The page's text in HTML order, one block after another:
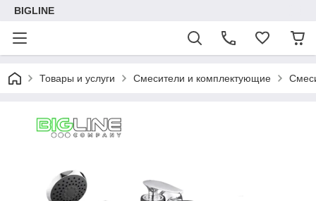
BIGLINE
Товары и услуги Смесители и комплектующие